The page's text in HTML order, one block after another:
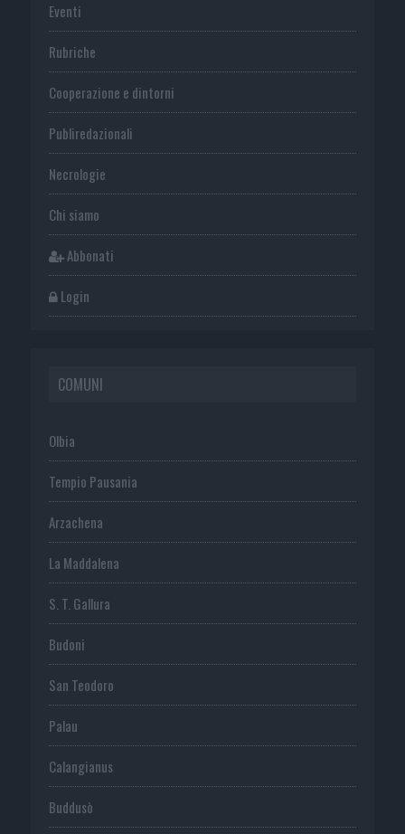
Eventi
Rubriche
Cooperazione e dintorni
Publiredazionali
Necrologie
Chi siamo
Abbonati
Login
COMUNI
Olbia
Tempio Pausania
Arzachena
La Maddalena
S. T. Gallura
Budoni
San Teodoro
Palau
Calangianus
Buddusò